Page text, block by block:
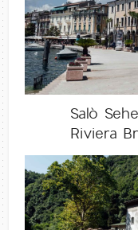
Salò
Riviera